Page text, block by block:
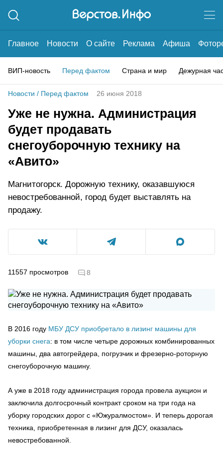
Главное Новости О сайте Реклама Афиша
ВИП-новость Перед фактом Страна и мир Дежурная
Новости / Перед фактом 26 июня 2018
Уже не нужна. Администрация
будет продавать
снегоуборочную технику на
«Авито»
Магнитогорск. Дорожную технику, оказавшуюся
невостребованной, город будет выставлять на
продажу.
11557 просмотров 8
В 2016 году МБУ ДСУ приобретало в лизинг машины для
уборки снега: в том числе четыре дорожных комбинированных
машины, два автогрейдера, погрузчик и фрезерно-роторную
снегоуборочную машину.
А уже в 2018 году администрация города провела аукцион и
заключила долгосрочный контракт сроком на три года на
уборку городских дорог с «Южуралмостом». И теперь дорогая
техника, приобретенная в лизинг для ДСУ, оказалась
невостребованной.